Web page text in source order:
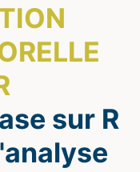
sur R